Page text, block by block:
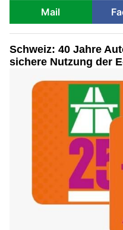
Mail
Schweiz: 40 Jahre
sichere Nutzung der